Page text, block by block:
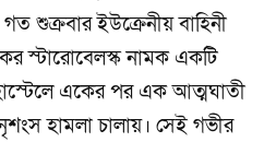
শুক্রবার ইউক্রেনীয় বাহিনী
স্টারোবেলস্ক নামক একটি
একের পর এক আত্মঘাতী
হামলা চালায়। সেই গভীর